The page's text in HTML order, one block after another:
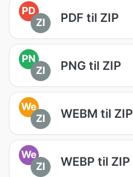
PD
ZI
PDF til ZIP
PN
ZI
PNG til ZIP
We
ZI
WEBM til ZIP
We
ZI
WEBP til ZIP